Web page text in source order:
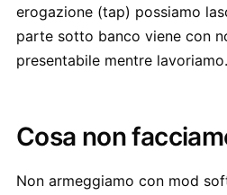
erogazione (tap) possiamo
parte sotto banco viene con
presentabile mentre lavoriamo.
Cosa non
Non armeggiamo con mod